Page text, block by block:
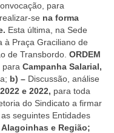
para
se na forma
Esta última, na Sede
à Praça Graciliano de
de Transbordo. ORDEM
para Campanha Salarial,
b) – Discussão, análise
e 2022, para toda
do Sindicato a firmar
seguintes Entidades
Alagoinhas e Região;